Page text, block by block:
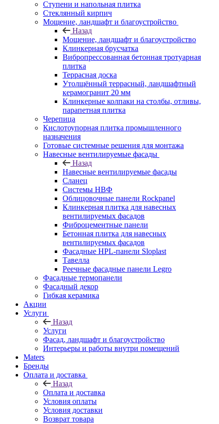
Ступени и напольная плитка
Cтеклянный кирпич
Мощение, ландшафт и благоустройство
Назад
Мощение, ландшафт и благоустройство
Клинкерная брусчатка
Вибропрессованная бетонная тротуарная
плитка
Террасная доска
Утолщённый террасный, ландшафтный
керамогранит 20 мм
Клинкерные колпаки на столбы, отливы,
парапетная плитка
Черепица
Кислотоупорная плитка промышленного
назначения
Готовые системные решения для монтажа
Навесные вентилируемые фасады
Назад
Навесные вентилируемые фасады
Сланец
Системы НВФ
Облицовочные панели Rockpanel
Клинкерная плитка для навесных
вентилируемых фасадов
Фиброцементные панели
Бетонная плитка для навесных
вентилируемых фасадов
Фасадные HPL-панели Sloplast
Тавелла
Реечные фасадные панели Legro
Фасадные термопанели
Фасадный декор
Гибкая керамика
Акции
Услуги
Назад
Услуги
Фасад, ландшафт и благоустройство
Интерьеры и работы внутри помещений
Maters
Бренды
Оплата и доставка
Назад
Оплата и доставка
Условия оплаты
Условия доставки
Возврат товара